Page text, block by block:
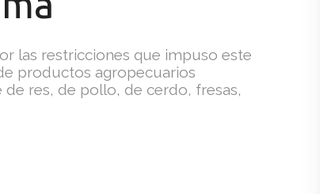
las restricciones que impuso este
productos agropecuarios
res, de pollo, de cerdo, fresas,